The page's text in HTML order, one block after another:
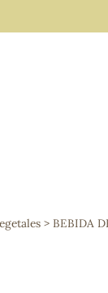
Osteo-
> BEBIDA